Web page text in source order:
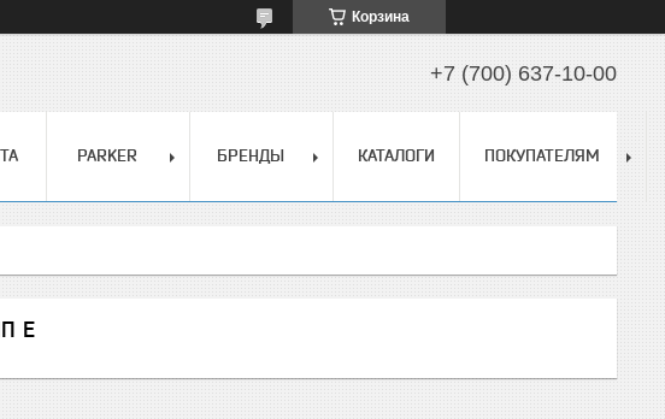
Корзина
+7 (700) 637-10-00
PARKER БРЕНДЫ КАТАЛОГИ ПОКУПАТЕЛЯМ
E